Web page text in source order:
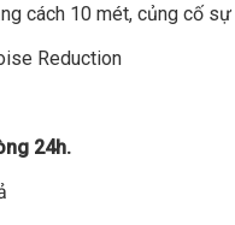
cách 10 mét, củng cố
Reduction
24h.